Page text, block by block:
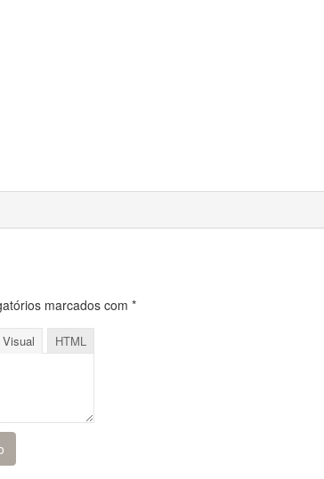
marcados com *
Visual HTML